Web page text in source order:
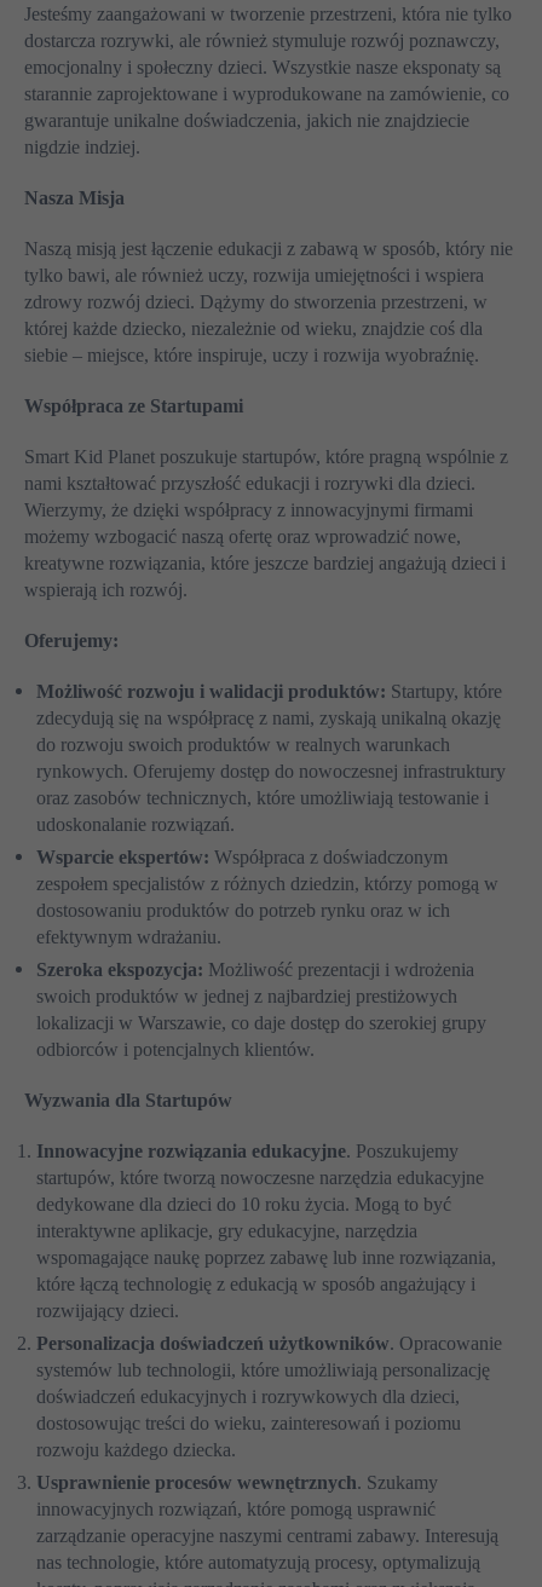
Jesteśmy zaangażowani w tworzenie przestrzeni, która nie tylko
dostarcza rozrywki, ale również stymuluje rozwój poznawczy,
emocjonalny i społeczny dzieci. Wszystkie nasze eksponaty są
starannie zaprojektowane i wyprodukowane na zamówienie, co
gwarantuje unikalne doświadczenia, jakich nie znajdziecie
nigdzie indziej.
Nasza Misja
Naszą misją jest łączenie edukacji z zabawą w sposób, który nie
tylko bawi, ale również uczy, rozwija umiejętności i wspiera
zdrowy rozwój dzieci. Dążymy do stworzenia przestrzeni, w
której każde dziecko, niezależnie od wieku, znajdzie coś dla
siebie – miejsce, które inspiruje, uczy i rozwija wyobraźnię.
Współpraca ze Startupami
Smart Kid Planet poszukuje startupów, które pragną wspólnie z
nami kształtować przyszłość edukacji i rozrywki dla dzieci.
Wierzymy, że dzięki współpracy z innowacyjnymi firmami
możemy wzbogacić naszą ofertę oraz wprowadzić nowe,
kreatywne rozwiązania, które jeszcze bardziej angażują dzieci i
wspierają ich rozwój.
Oferujemy:
Możliwość rozwoju i walidacji produktów: Startupy, które
zdecydują się na współpracę z nami, zyskają unikalną okazję
do rozwoju swoich produktów w realnych warunkach
rynkowych. Oferujemy dostęp do nowoczesnej infrastruktury
oraz zasobów technicznych, które umożliwiają testowanie i
udoskonalanie rozwiązań.
Wsparcie ekspertów: Współpraca z doświadczonym
zespołem specjalistów z różnych dziedzin, którzy pomogą w
dostosowaniu produktów do potrzeb rynku oraz w ich
efektywnym wdrażaniu.
Szeroka ekspozycja: Możliwość prezentacji i wdrożenia
swoich produktów w jednej z najbardziej prestiżowych
lokalizacji w Warszawie, co daje dostęp do szerokiej grupy
odbiorców i potencjalnych klientów.
Wyzwania dla Startupów
Innowacyjne rozwiązania edukacyjne. Poszukujemy
startupów, które tworzą nowoczesne narzędzia edukacyjne
dedykowane dla dzieci do 10 roku życia. Mogą to być
interaktywne aplikacje, gry edukacyjne, narzędzia
wspomagające naukę poprzez zabawę lub inne rozwiązania,
które łączą technologię z edukacją w sposób angażujący i
rozwijający dzieci.
Personalizacja doświadczeń użytkowników. Opracowanie
systemów lub technologii, które umożliwiają personalizację
doświadczeń edukacyjnych i rozrywkowych dla dzieci,
dostosowując treści do wieku, zainteresowań i poziomu
rozwoju każdego dziecka.
Usprawnienie procesów wewnętrznych. Szukamy
innowacyjnych rozwiązań, które pomogą usprawnić
zarządzanie operacyjne naszymi centrami zabawy. Interesują
nas technologie, które automatyzują procesy, optymalizują